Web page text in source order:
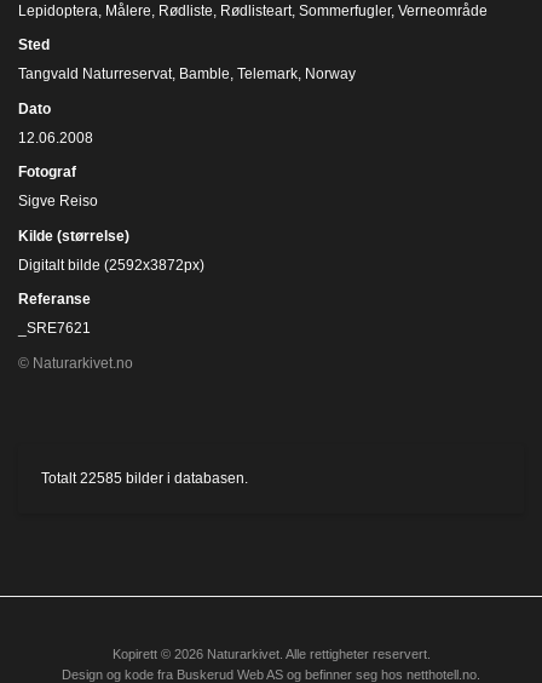
Lepidoptera Målere Rødliste Rødlisteart Sommerfugler, Verneområde
Sted
Tangvald Naturreservat, Bamble, Telemark, Norway
Dato
12.06.2008
Fotograf
Sigve Reiso
Kilde (størrelse)
Digitalt bilde (2592x3872px)
Referanse
_SRE7621
© Naturarkivet.no
Totalt 22585 bilder i databasen.
Kopirett © 2026 Naturarkivet. Alle rettigheter reservert.
Design og kode fra Buskerud Web AS og befinner seg hos netthotell.no